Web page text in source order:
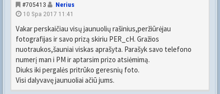
#705413
Nerius
10 Spa 2017 11:41
Vakar perskaičiau visų jaunuolių rašinius,peržiūrėjau
fotografijas ir savo prizą skiriu PER_cH. Gražios
nuotraukos,šauniai viskas aprašyta. Parašyk savo telefono
numerį man i PM ir aptarsim prizo atsiėmimą.
Diuks iki pergalės pritrūko geresnių foto.
Visi dalyvavę jaunuoliai ačiū jums.